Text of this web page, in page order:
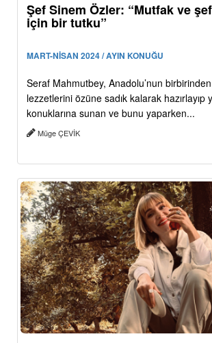
Şef Sinem Özler: “Mutfak ve
için bir tutku”
MART-NİSAN 2024 / AYIN KONUĞU
Seraf Mahmutbey, Anadolu’nun
lezzetlerini özüne sadık kalarak hazırlayıp
konuklarına sunan ve bunu yaparken...
Müge ÇEVİK